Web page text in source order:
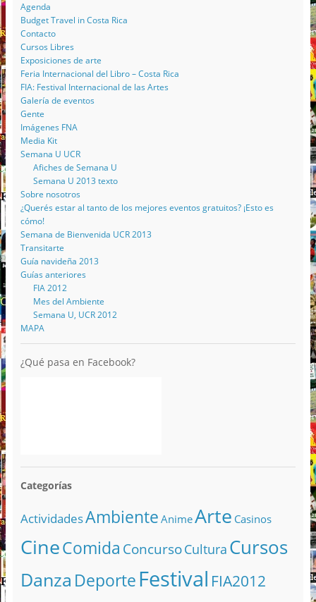
Agenda
Budget Travel in Costa Rica
Contacto
Cursos Libres
Exposiciones de arte
Feria Internacional del Libro – Costa Rica
FIA: Festival Internacional de las Artes
Galería de eventos
Gente
Imágenes FNA
Media Kit
Semana U UCR
Afiches de Semana U
Semana U 2013 texto
Sobre nosotros
¿Querés estar al tanto de los mejores eventos gratuitos? ¡Esto es
cómo!
Semana de Bienvenida UCR 2013
Transitarte
Guía navideña 2013
Guías anteriores
FIA 2012
Mes del Ambiente
Semana U, UCR 2012
MAPA
¿Qué pasa en Facebook?
Categorías
ActividadesAmbiente AnimeArte Casinos
CineComida ConcursoCultura Cursos
Danza DeporteFestival FIA2012